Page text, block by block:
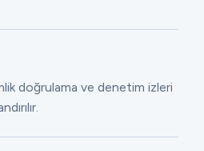
doğrulama ve denetim izleri